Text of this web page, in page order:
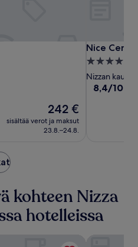
Hôtel
Aston
La
Scala
Hinta
on
242 €
242 €
sisältää verot ja maksut
23.8.–24.8.
Nice
Centre
Hotel
Nice
Nice
4.0
tähden
Nizzan
8.4
8,4/10
kohteen Nizza
hotelleissa